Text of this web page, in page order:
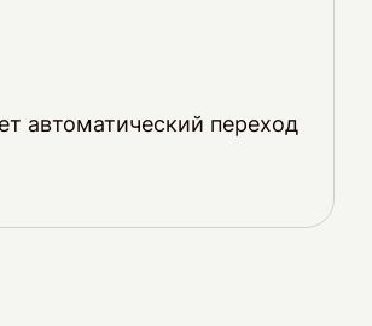
автоматический переход